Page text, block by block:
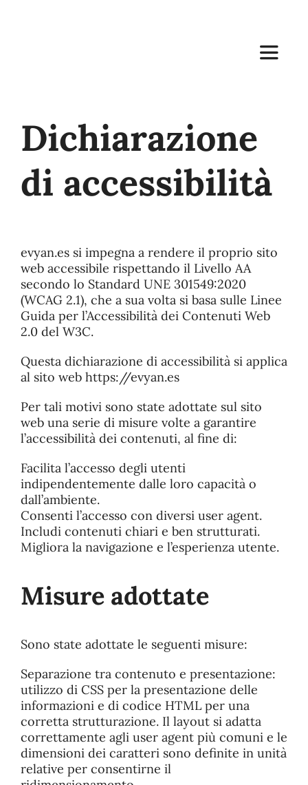
Toggle
Prodotti
Servizi di vendita
Fiere
Occupazione
Notizie
Dichiarazione
di accessibilità
evyan.es si impegna a rendere il proprio sito
web accessibile rispettando il Livello AA
secondo lo Standard UNE 301549:2020
(WCAG 2.1), che a sua volta si basa sulle Linee
Guida per l’Accessibilità dei Contenuti Web
2.0 del W3C.
Questa dichiarazione di accessibilità si applica
al sito web https://evyan.es
Per tali motivi sono state adottate sul sito
web una serie di misure volte a garantire
l’accessibilità dei contenuti, al fine di:
Facilita l’accesso degli utenti
indipendentemente dalle loro capacità o
dall’ambiente.
Consenti l’accesso con diversi user agent.
Includi contenuti chiari e ben strutturati.
Migliora la navigazione e l’esperienza utente.
Misure adottate
Sono state adottate le seguenti misure:
Separazione tra contenuto e presentazione:
utilizzo di CSS per la presentazione delle
informazioni e di codice HTML per una
corretta strutturazione. Il layout si adatta
correttamente agli user agent più comuni e le
dimensioni dei caratteri sono definite in unità
relative per consentirne il